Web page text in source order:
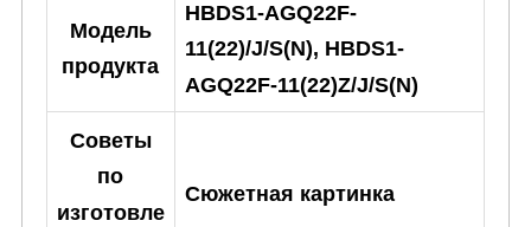
Модель
продукта
HBDS1-AGQ22F-
11(22)/J/S(N), HBDS1-
AGQ22F-11(22)Z/J/S(N)
Советы
по
изготовле
Сюжетная картинка